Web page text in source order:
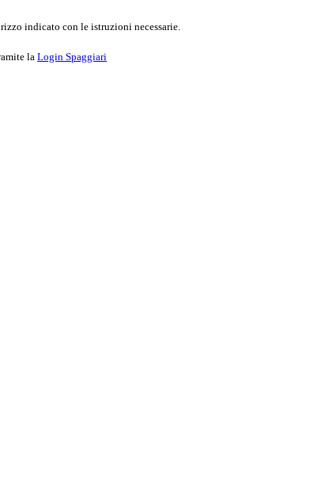
indicato con le istruzioni necessarie.
la Login Spaggiari